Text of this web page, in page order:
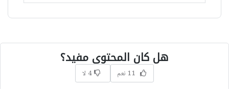
هل كان المحتوى مفيد؟
11 نعم 4 لا